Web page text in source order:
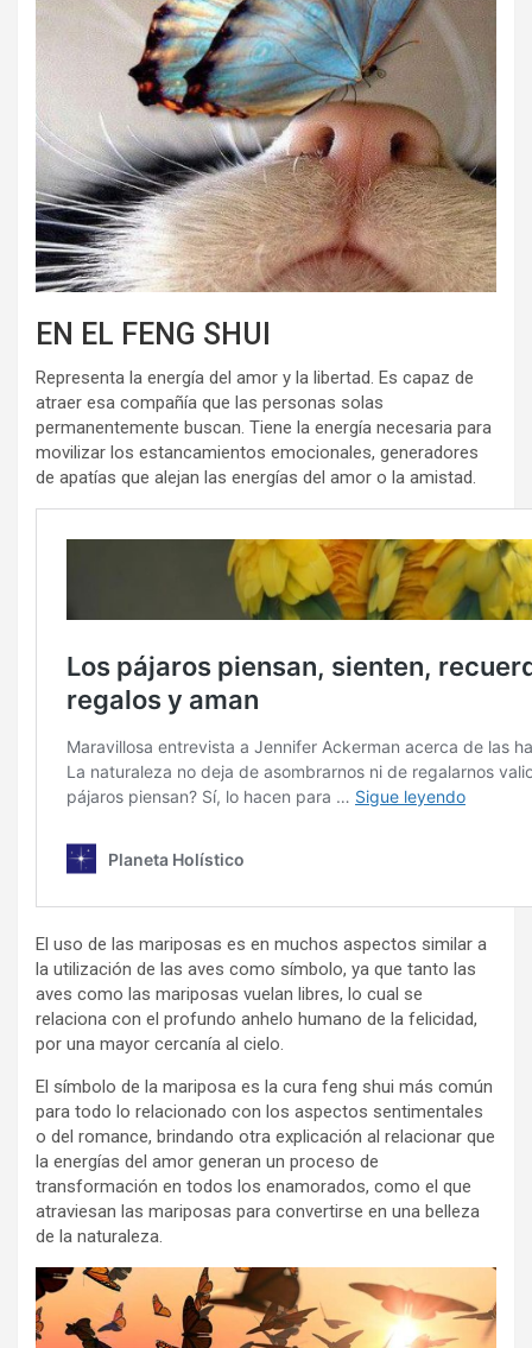
EN EL FENG SHUI
Representa la energía del amor y la libertad. Es capaz de
atraer esa compañía que las personas solas
permanentemente buscan. Tiene la energía necesaria para
movilizar los estancamientos emocionales, generadores
de apatías que alejan las energías del amor o la amistad.
El uso de las mariposas es en muchos aspectos similar a
la utilización de las aves como símbolo, ya que tanto las
aves como las mariposas vuelan libres, lo cual se
relaciona con el profundo anhelo humano de la felicidad,
por una mayor cercanía al cielo.
El símbolo de la mariposa es la cura feng shui más común
para todo lo relacionado con los aspectos sentimentales
o del romance, brindando otra explicación al relacionar que
la energías del amor generan un proceso de
transformación en todos los enamorados, como el que
atraviesan las mariposas para convertirse en una belleza
de la naturaleza.